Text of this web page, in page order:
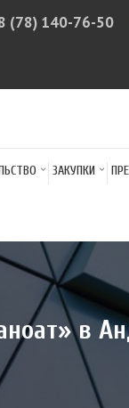
(78) 140-76-50
ЗАКУПКИ
в